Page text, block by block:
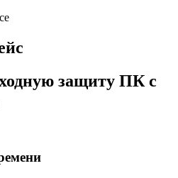
защиту ПК с